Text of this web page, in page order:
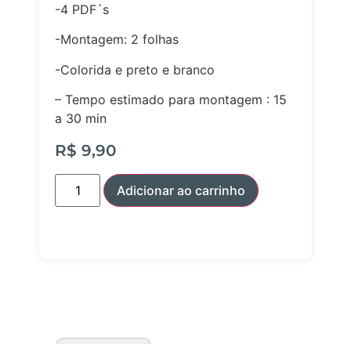
-4 PDF´s
-Montagem: 2 folhas
-Colorida e preto e branco
– Tempo estimado para montagem : 15
a 30 min
R$ 9,90
Adicionar ao carrinho